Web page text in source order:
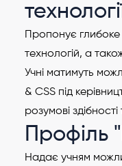
Пропонує
технологій, а
Учні матимуть
& CSS під
розумові
Профіль
Надає учням